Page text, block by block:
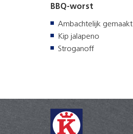
BBQ-worst
Ambachtelijk gemaakt
Kip jalapeno
Stroganoff